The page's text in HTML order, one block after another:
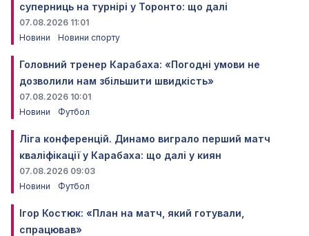
суперниць на турнірі у Торонто: що далі
07.08.2026 11:01
Новини
Новини спорту
Головний тренер Карабаха: «Погодні умови не
дозволили нам збільшити швидкість»
07.08.2026 10:01
Новини
Футбол
Ліга конференцій. Динамо виграло перший матч
кваліфікації у Карабаха: що далі у киян
07.08.2026 09:03
Новини
Футбол
Ігор Костюк: «План на матч, який готували,
спрацював»